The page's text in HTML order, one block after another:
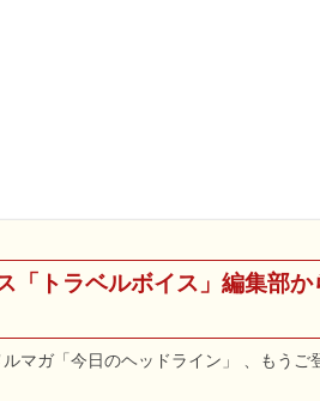
「トラベルボイス」編集部か
マガ「今日のヘッドライン」 、もうご